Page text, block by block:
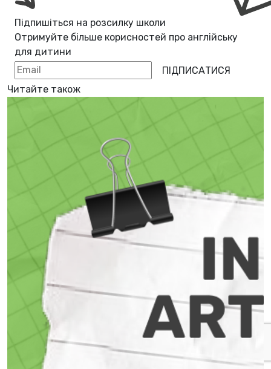
Підпишіться на розсилку школи
Отримуйте більше корисностей про англійську
для дитини
ПІДПИСАТИСЯ
Читайте також